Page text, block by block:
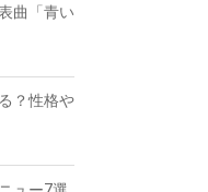
曲「青い
？性格や